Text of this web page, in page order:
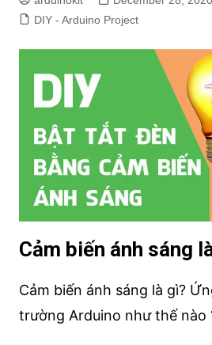
DIY - Arduino Project
Cảm biến ánh sáng
Cảm biến ánh sáng là gì?
trường Arduino như thế nào